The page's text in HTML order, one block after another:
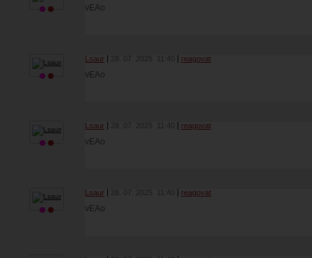
vEAo
Lsaur 28. 07. 2025 11:40 reagovat
vEAo
Lsaur 28. 07. 2025 11:40 reagovat
vEAo
Lsaur 28. 07. 2025 11:40 reagovat
vEAo